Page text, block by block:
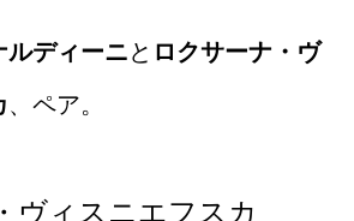
ルディーニと ロクサーナ・ヴ
、ペア。
ヴィスニエフスカ